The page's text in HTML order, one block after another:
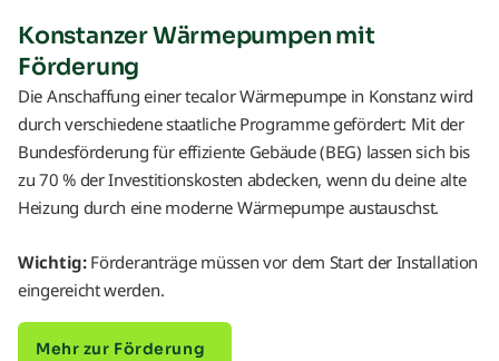
Konstanzer Wärmepumpen mit
Förderung
Die Anschaffung einer tecalor Wärmepumpe in Konstanz wird
durch verschiedene staatliche Programme gefördert: Mit der
Bundesförderung für effiziente Gebäude (BEG) lassen sich bis
zu 70 % der Investitionskosten abdecken, wenn du deine alte
Heizung durch eine moderne Wärmepumpe austauschst.
Wichtig:Förderanträge müssen vor dem Start der Installation
eingereicht werden.
Mehr zur Förderung